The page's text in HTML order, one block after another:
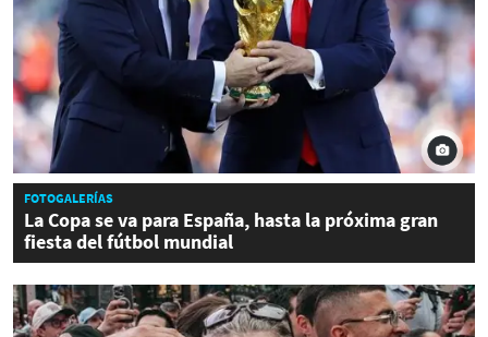
FOTOGALERÍAS
La Copa se va para España, hasta la próxima gran
fiesta del fútbol mundial